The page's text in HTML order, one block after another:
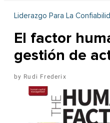
Liderazgo Para La
El factor
gestión de
Rudi Frederix